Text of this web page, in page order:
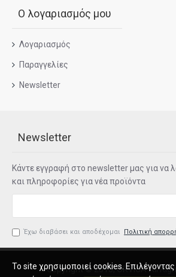
Ο λογαριασμός μου
Λογαριασμός
Παραγγελίες
Newsletter
Newsletter
Κάντε εγγραφή στο newsletter μας για να
και πληροφορίες για νέα προϊόντα
Έχω διαβάσει και αποδέχομαι Πολιτική
Copyright © 2015, ORVICA All
To site χρησιμοποιεί cookies.